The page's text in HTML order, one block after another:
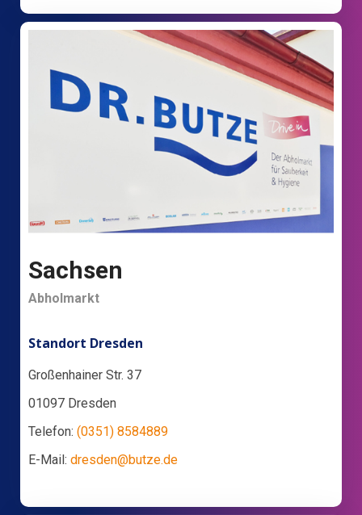
Sachsen
Abholmarkt
Standort Dresden
Großenhainer Str. 37
01097 Dresden
Telefon: (0351) 8584889
E-Mail: dresden@butze.de